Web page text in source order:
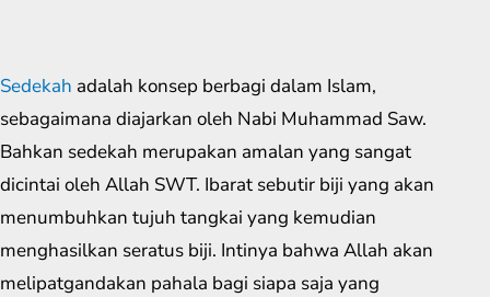
Sedekah adalah konsep berbagi dalam Islam,
sebagaimana diajarkan oleh Nabi Muhammad Saw.
Bahkan sedekah merupakan amalan yang sangat
dicintai oleh Allah SWT. Ibarat sebutir biji yang akan
menumbuhkan tujuh tangkai yang kemudian
menghasilkan seratus biji. Intinya bahwa Allah akan
melipatgandakan pahala bagi siapa saja yang